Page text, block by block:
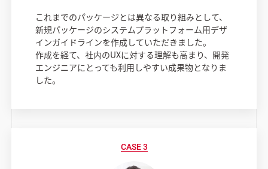
これまでのパッケージとは異なる取り組みとして、
新規パッケージのシステムプラットフォーム用デザ
インガイドラインを作成していただきました。
作成を経て、社内のUXに対する理解も高まり、開発
エンジニアにとっても利用しやすい成果物となりま
した。